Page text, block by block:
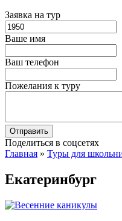
Заявка на тур
Ваше имя
Ваш телефон
Пожелания к туру
Поделиться в соцсетях
Главная » Туры для
Екатеринбург